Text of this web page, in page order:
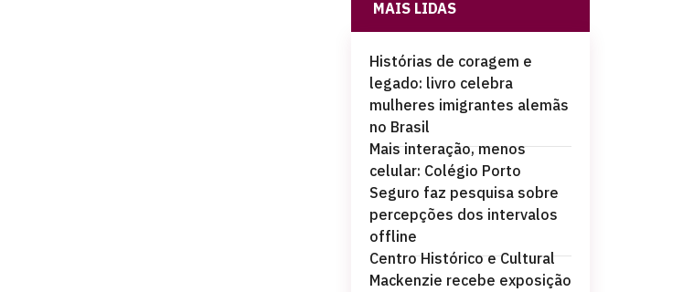
MAIS LIDAS
Histórias de coragem e
legado: livro celebra
mulheres imigrantes alemãs
no Brasil
Mais interação, menos
celular: Colégio Porto
Seguro faz pesquisa sobre
percepções dos intervalos
offline
Centro Histórico e Cultural
Mackenzie recebe exposição